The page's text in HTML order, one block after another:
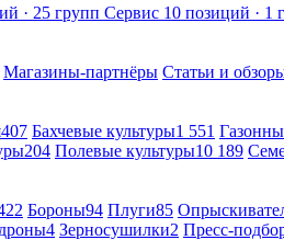
· 25 групп Сервис 10 позиций · 1
Магазины-партнёры Статьи и
407 Бахчевые культуры1 551
204 Полевые культуры10 189
Бороны94 Плуги85
4 Зерносушилки2 Пресс-